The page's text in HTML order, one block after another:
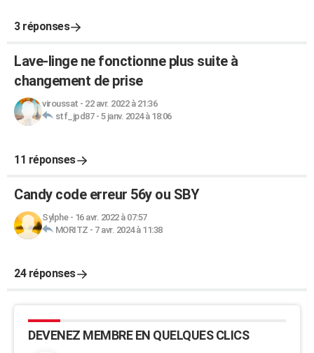
3 réponses
Lave-linge ne fonctionne plus suite à
changement de prise
viroussat - 22 avr. 2022 à 21:36
stf_jpd87- 5 janv. 2024 à 18:06
11 réponses
Candy code erreur 56y ou SBY
Sylphe- 16 avr. 2022 à 07:57
MORITZ - 7 avr. 2024 à 11:38
24 réponses
DEVENEZ MEMBRE EN QUELQUES CLICS